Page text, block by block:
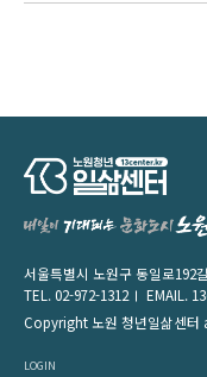
서울특별시 노원구 동일로192
TEL.02-972-1312 EMAIL.
Copyright 노원 청년일삶센터
LOGIN